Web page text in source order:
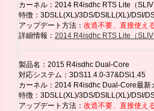
カーネル：2014 R4isdhc RTS Lite（
特徴：3DSLL(XL)/3DS/DSILL(XL)/DSI/
アップデート方法： 改造不要、直接使え
詳細情報： 2014 R4isdhc RTS Lite（
製品名：2015 R4isdhc Dual-Core
対応システム：3DS11.4.0-37&DSi1.45
カーネル：2014 R4isdhc Dual-Core最新
特徴：3DSLL(XL)/3DS/DSILL(XL)/DSI/
アップデート方法： 改造不要、直接使え